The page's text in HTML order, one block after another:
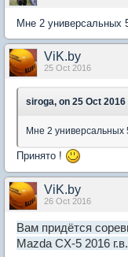
Мне 2 универсальных
ViK.by
25 Oct 2016
siroga, on 25 Oct 2016
Мне 2 универсальных
Принято !
ViK.by
26 Oct 2016
Вам придётся
Mazda CX-5 2016 г.в.